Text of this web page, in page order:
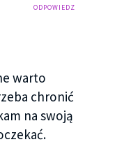
ODPOWIEDZ
warto
chronić
na swoją